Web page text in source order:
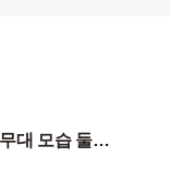
수빈의 일상모습 VS 무대 모습 둘중 뭐가 더 좋으신가요?